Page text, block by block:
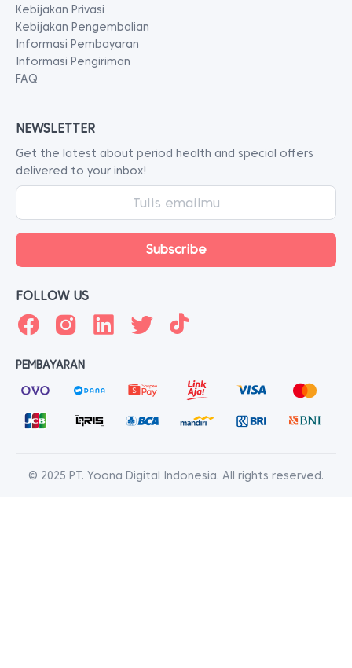
Kebijakan Privasi
Kebijakan Pengembalian
Informasi Pembayaran
Informasi Pengiriman
FAQ
NEWSLETTER
Get the latest about period health and special offers
delivered to your inbox!
FOLLOW US
PEMBAYARAN
© 2025 PT. Yoona Digital Indonesia. All rights reserved.